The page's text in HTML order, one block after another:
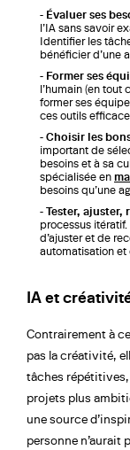
Évaluer ses
l’IA sans savoir
Identifier les
bénéficier d’une
Former ses
l’humain (en
former ses
ces outils
Choisir les
important de
besoins et à sa
spécialisée en
besoins qu’une
Tester, ajuster,
processus
d’ajuster et de
automatisation et
IA et
Contrairement à
pas la créativité,
tâches répétitives,
projets plus
une source
personne n’aurait